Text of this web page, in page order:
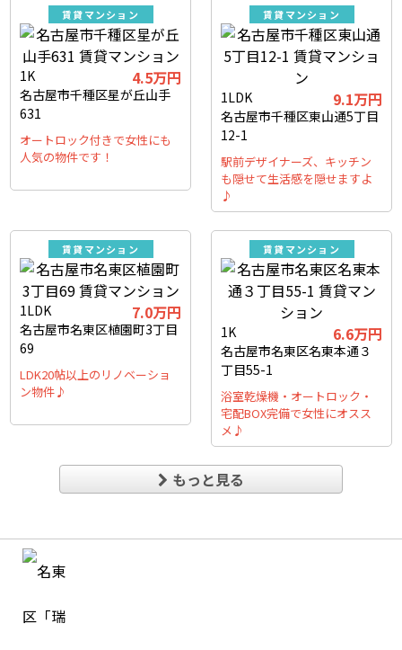
賃貸マンション
1K 4.5万円
名古屋市千種区星が丘山手
631
オートロック付きで女性にも
人気の物件です！
賃貸マンション
1LDK 9.1万円
名古屋市千種区東山通5丁目
12-1
駅前デザイナーズ、キッチン
も隠せて生活感を隠せますよ
♪
賃貸マンション
1LDK 7.0万円
名古屋市名東区植園町3丁目
69
LDK20帖以上のリノベーショ
ン物件♪
賃貸マンション
1K 6.6万円
名古屋市名東区名東本通３
丁目55-1
浴室乾燥機・オートロック・
宅配BOX完備で女性にオスス
メ♪
もっと見る